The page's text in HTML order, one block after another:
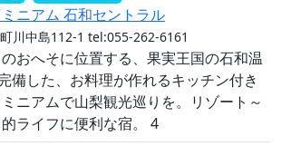
ニアム 石和セントラル
川中島112-1 tel:055-262-6161
おへそに位置する、果実王国の石和温
備した、お料理が作れるキッチン付き
ニアムで山梨観光巡りを。リゾート～
ライフに便利な宿。 4